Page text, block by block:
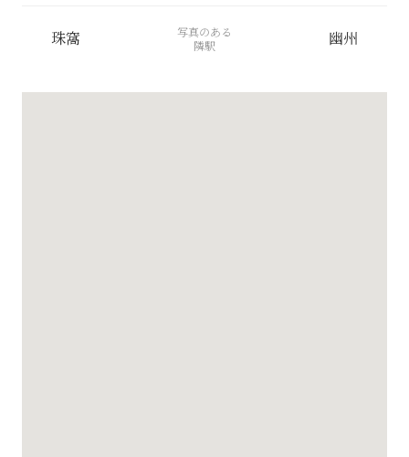
珠窩
写真のある
隣駅
幽州